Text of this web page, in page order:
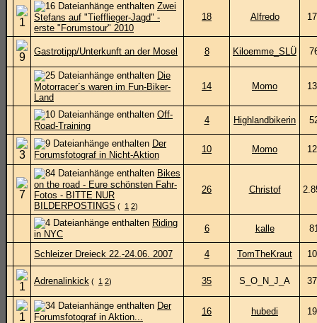
Zwei
Stefans auf "Tiefflieger-Jagd" -
erste "Forumstour" 2010
18 Alfredo
Gastrotipp/Unterkunft an der Mosel 8 Kiloemme_SLÜ
Die
Motorracer´s waren im Fun-Biker-
Land
14 Momo
Off-
Road-Training
4 Highlandbikerin
Der
Forumsfotograf in Nicht-Aktion
10 Momo
Bikes
on the road - Eure schönsten Fahr-
Fotos - BITTE NUR
BILDERPOSTINGS ( 1 2)
26 Christof
Riding
in NYC
6 kalle
Schleizer Dreieck 22.-24.06. 2007 4 TomTheKraut
Adrenalinkick ( 1 2) 35 S_O_N_J_A
Der
Forumsfotograf in Aktion...
16 hubedi